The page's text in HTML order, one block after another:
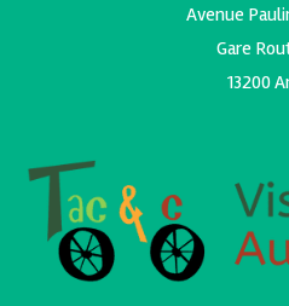
Avenue
Gare
13200